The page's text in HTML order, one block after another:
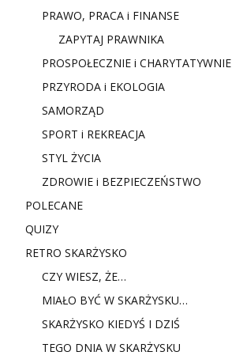
PRAWO, PRACA i FINANSE
ZAPYTAJ PRAWNIKA
PROSPOŁECZNIE i CHARYTATYWNIE
PRZYRODA i EKOLOGIA
SAMORZĄD
SPORT i REKREACJA
STYL ŻYCIA
ZDROWIE i BEZPIECZEŃSTWO
POLECANE
QUIZY
RETRO SKARŻYSKO
CZY WIESZ, ŻE…
MIAŁO BYĆ W SKARŻYSKU…
SKARŻYSKO KIEDYŚ I DZIŚ
TEGO DNIA W SKARŻYSKU